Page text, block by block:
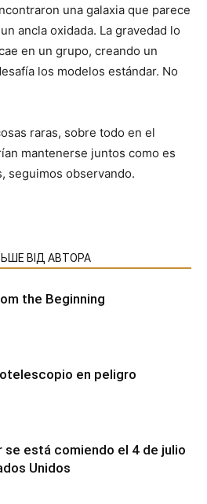
una galaxia que parece
ancla oxidada. La gravedad lo
en un grupo, creando un
los modelos estándar. No
raras, sobre todo en el
mantenerse juntos como es
seguimos observando.
ВІД АВТОРА
the Beginning
en peligro
se está comiendo el 4 de julio
Unidos